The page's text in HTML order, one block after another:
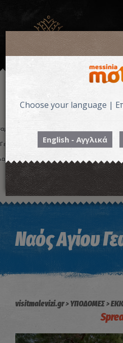
Η εικόνα ενδέχεται να
Ναός Αγίου
visitmalevizi.gr ΥΠΟΔΟΜΕΣ
Choose your language |
English - Αγγλικά